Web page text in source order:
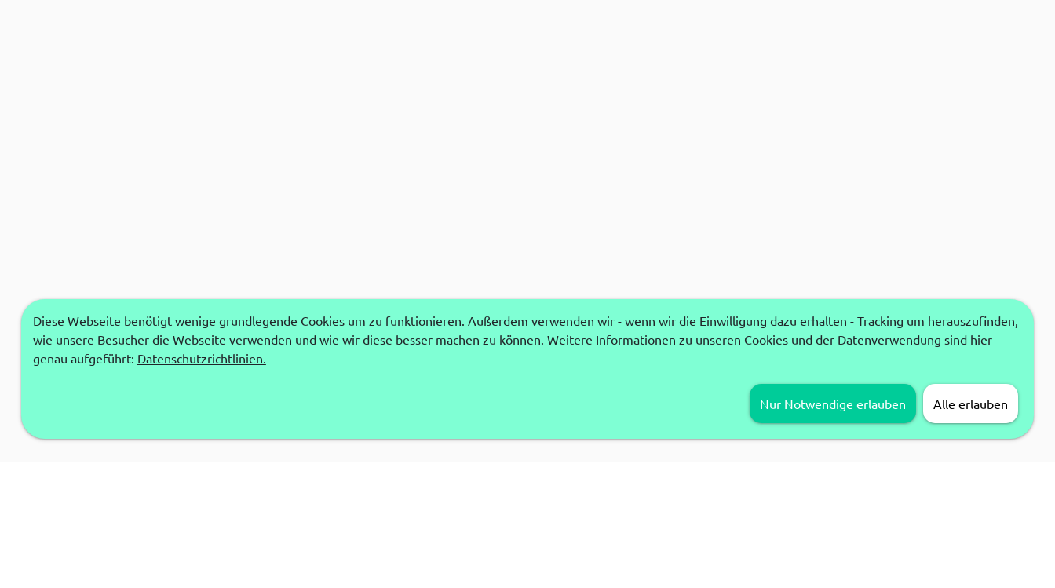
Diese Webseite benötigt wenige grundlegende Cookies um zu funktionieren. Außerdem verwenden wir - wenn wir die Einwilligung dazu erhalten - Tracking um herauszufinden,
wie unsere Besucher die Webseite verwenden und wie wir diese besser machen zu können. Weitere Informationen zu unseren Cookies und der Datenverwendung sind hier
genau aufgeführt: Datenschutzrichtlinien.
Nur Notwendige erlauben Alle erlauben